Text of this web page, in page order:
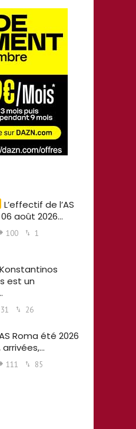
L’effectif de l’AS
août 2026…
100 1
Konstantinos
est un
31 26
Roma été 2026
111 85